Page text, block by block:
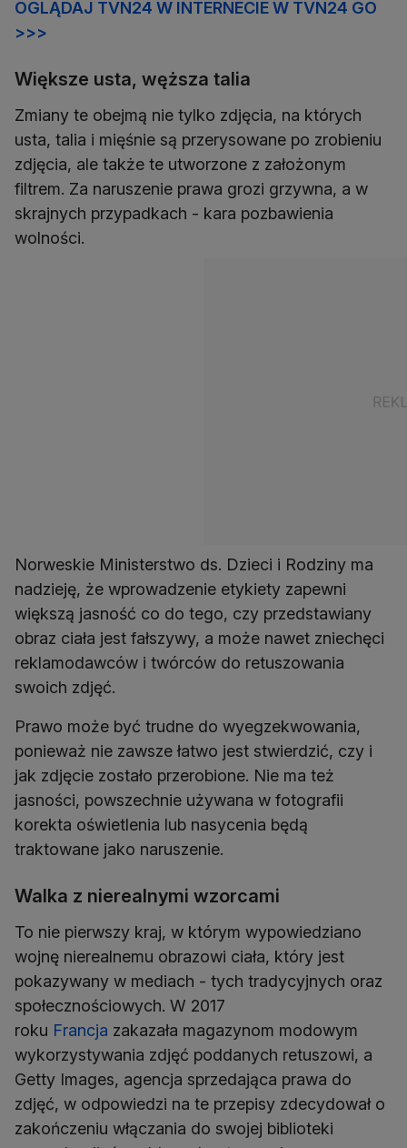
OGLĄDAJ TVN24 W INTERNECIE W TVN24 GO
>>>
Większe usta, węższa talia
Zmiany te obejmą nie tylko zdjęcia, na których
usta, talia i mięśnie są przerysowane po zrobieniu
zdjęcia, ale także te utworzone z założonym
filtrem. Za naruszenie prawa grozi grzywna, a w
skrajnych przypadkach - kara pozbawienia
wolności.
Norweskie Ministerstwo ds. Dzieci i Rodziny ma
nadzieję, że ​​wprowadzenie etykiety zapewni
większą jasność co do tego, czy przedstawiany
obraz ciała jest fałszywy, a może nawet zniechęci
reklamodawców i twórców do retuszowania
swoich zdjęć.
Prawo może być trudne do wyegzekwowania,
ponieważ nie zawsze łatwo jest stwierdzić, czy i
jak zdjęcie zostało przerobione. Nie ma też
jasności, powszechnie używana w fotografii
korekta oświetlenia lub nasycenia będą
traktowane jako naruszenie.
Walka z nierealnymi wzorcami
To nie pierwszy kraj, w którym wypowiedziano
wojnę nierealnemu obrazowi ciała, który jest
pokazywany w mediach - tych tradycyjnych oraz
społecznościowych. W 2017
roku Francja zakazała magazynom modowym
wykorzystywania zdjęć poddanych retuszowi, a
Getty Images, agencja sprzedająca prawa do
zdjęć, w odpowiedzi na te przepisy zdecydował o
zakończeniu włączania do swojej biblioteki